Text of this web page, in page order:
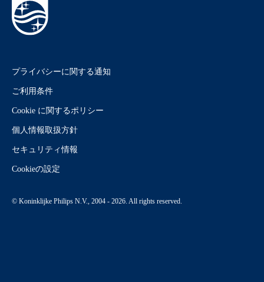
プライバシーに関する通知
ご利用条件
Cookie に関するポリシー
個人情報取扱方針
セキュリティ情報
Cookieの設定
© Koninklijke Philips N.V., 2004 - 2026. All rights reserved.